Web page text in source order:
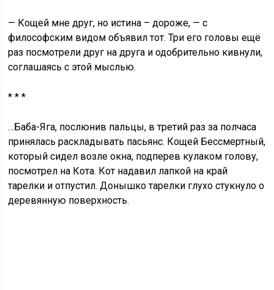
— Кощей мне друг, но истина – дороже, — с
философским видом объявил тот. Три его головы ещё
раз посмотрели друг на друга и одобрительно кивнули,
соглашаясь с этой мыслью.
* * *
…Баба-Яга, послюнив пальцы, в третий раз за полчаса
принялась раскладывать пасьянс. Кощей Бессмертный,
который сидел возле окна, подперев кулаком голову,
посмотрел на Кота. Кот надавил лапкой на край
тарелки и отпустил. Донышко тарелки глухо стукнуло о
деревянную поверхность.